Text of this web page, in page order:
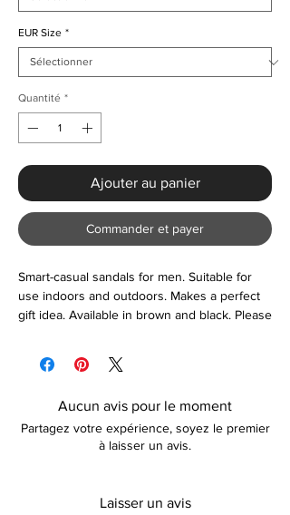
EUR Size *
Quantité *
Ajouter au panier
Commander et payer
Smart-casual sandals for men. Suitable for
use indoors and outdoors. Makes a perfect
gift idea. Available in brown and black. Please
Aucun avis pour le moment
Partagez votre expérience, soyez le premier
à laisser un avis.
Laisser un avis